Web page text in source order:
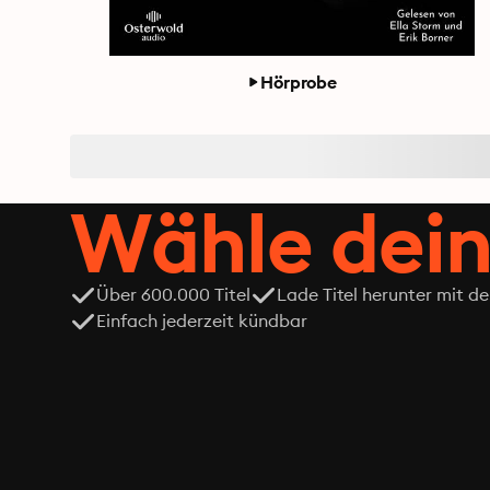
Hörprobe
Wähle
Über 600.000 Titel Lade Titel herunter mit
Einfach jederzeit kündbar